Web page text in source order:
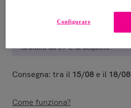
Consegna da5,04 €
Gratuita da 59 € di acquisto
Consegna: tra il 15/08 e il 18/08
Come funziona?
Configurare